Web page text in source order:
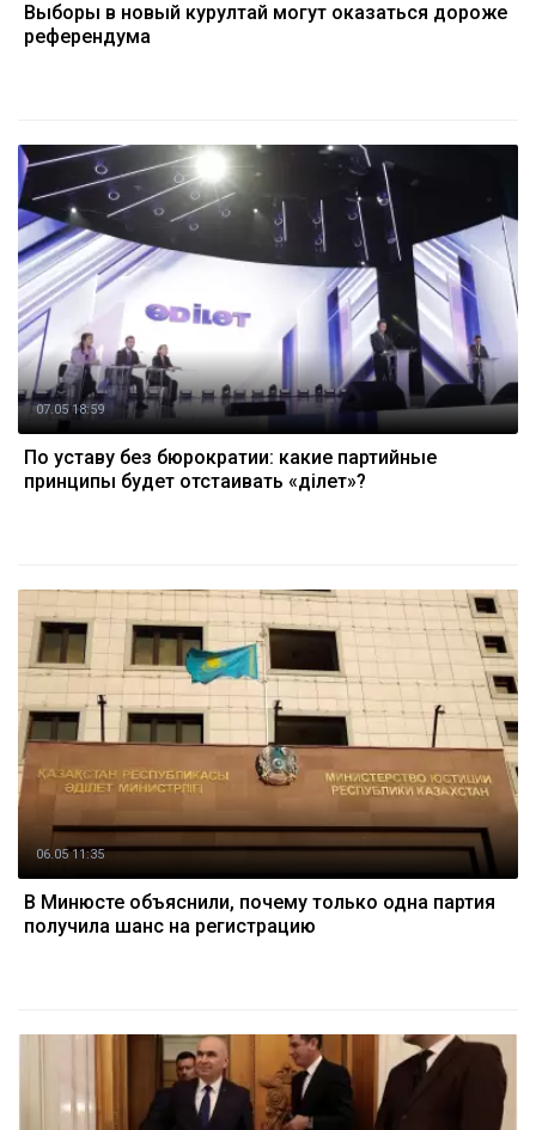
Выборы в новый курултай могут оказаться дороже
референдума
07.05 18:59
По уставу без бюрократии: какие партийные
принципы будет отстаивать «Әділет»?
06.05 11:35
В Минюсте объяснили, почему только одна партия
получила шанс на регистрацию